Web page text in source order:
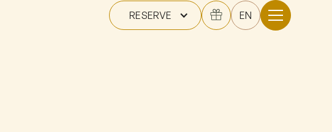
RESERVE EN